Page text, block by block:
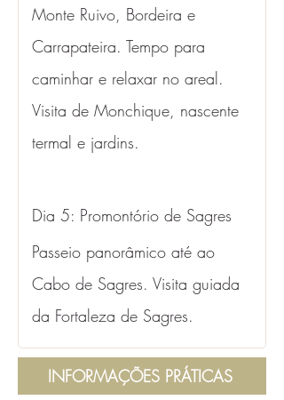
Monte Ruivo, Bordeira e
Carrapateira. Tempo para
caminhar e relaxar no areal.
Visita de Monchique, nascente
termal e jardins.
Dia 5: Promontório de Sagres
Passeio panorâmico até ao
Cabo de Sagres. Visita guiada
da Fortaleza de Sagres.
INFORMAÇÕES PRÁTICAS